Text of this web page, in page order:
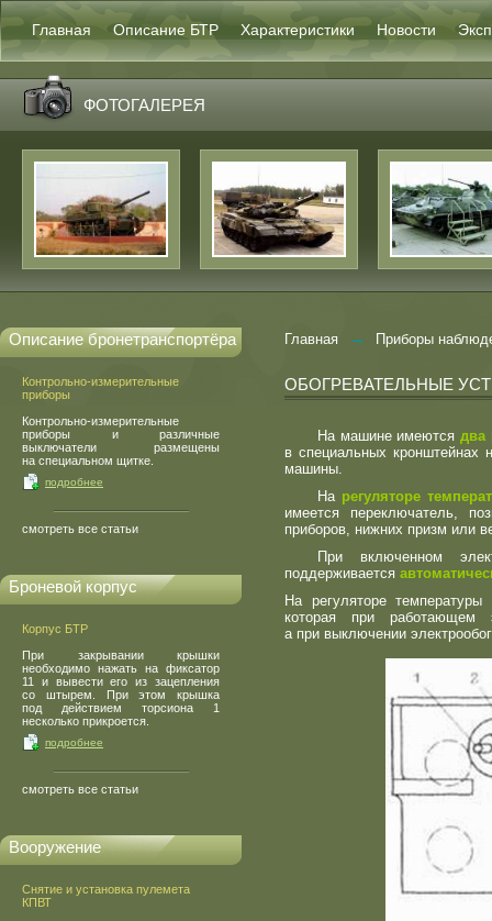
Главная Описание БТР Характеристики Новости
ФОТОГАЛЕРЕЯ
Описание бронетранспортёра
Контрольно-измерительные
приборы
Контрольно-измерительные
приборы и различные
выключатели размещены
на специальном щитке.
подробнее
смотреть все статьи
Броневой корпус
Корпус БТР
При закрывании крышки
необходимо нажать на фиксатор
11 и вывести его из зацепления
со штырем. При этом крышка
под действием торсиона 1
несколько прикроется.
подробнее
смотреть все статьи
Вооружение
Снятие и установка пулемета
КПВТ
Главная → Приборы
ОБОГРЕВАТЕЛЬНЫЕ
На машине имеютсядва
в специальных кронштейнах
машины.
Нарегуляторе
имеется переключатель,
приборов, нижних призм или
При включенном
поддерживается
На регуляторе температуры
которая при работающем
а при выключении